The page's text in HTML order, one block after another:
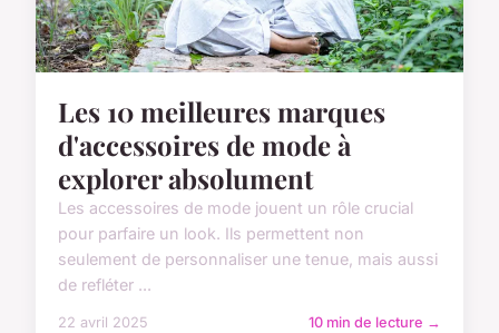
Les 10 meilleures marques
d'accessoires de mode à
explorer absolument
Les accessoires de mode jouent un rôle crucial
pour parfaire un look. Ils permettent non
seulement de personnaliser une tenue, mais aussi
de refléter ...
22 avril 2025 10 min de lecture →